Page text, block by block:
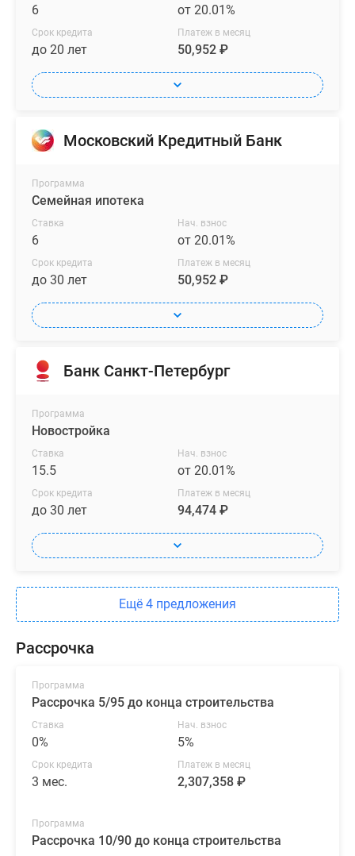
6 от 20.01%
Срок кредита
до 20 лет
Платеж в месяц
50,952 ₽
Московский Кредитный Банк
Программа
Семейная ипотека
Ставка
6
Нач. взнос
от 20.01%
Срок кредита
до 30 лет
Платеж в месяц
50,952 ₽
Банк Санкт-Петербург
Программа
Новостройка
Ставка
15.5
Нач. взнос
от 20.01%
Срок кредита
до 30 лет
Платеж в месяц
94,474 ₽
Ещё 4 предложения
Рассрочка
Программа
Рассрочка 5/95 до конца строительства
Ставка
0%
Нач. взнос
5%
Срок кредита
3 мес.
Платеж в месяц
2,307,358 ₽
Программа
Рассрочка 10/90 до конца строительства